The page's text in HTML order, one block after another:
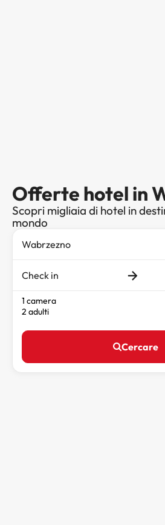
Offerte hotel in
Scopri migliaia di hotel in
mondo
Check in
1 camera
2 adulti
Cercare